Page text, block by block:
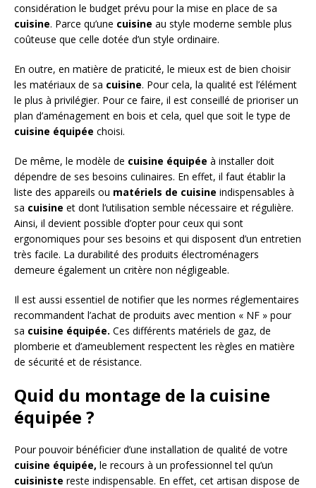
considération le budget prévu pour la mise en place de sa
cuisine. Parce qu’une cuisine au style moderne semble plus
coûteuse que celle dotée d’un style ordinaire.
En outre, en matière de praticité, le mieux est de bien choisir
les matériaux de sa cuisine. Pour cela, la qualité est l’élément
le plus à privilégier. Pour ce faire, il est conseillé de prioriser un
plan d’aménagement en bois et cela, quel que soit le type de
cuisine équipée choisi.
De même, le modèle de cuisine équipée à installer doit
dépendre de ses besoins culinaires. En effet, il faut établir la
liste des appareils ou matériels de cuisine indispensables à
sa cuisine et dont l’utilisation semble nécessaire et régulière.
Ainsi, il devient possible d’opter pour ceux qui sont
ergonomiques pour ses besoins et qui disposent d’un entretien
très facile. La durabilité des produits électroménagers
demeure également un critère non négligeable.
Il est aussi essentiel de notifier que les normes réglementaires
recommandent l’achat de produits avec mention « NF » pour
sa cuisine équipée. Ces différents matériels de gaz, de
plomberie et d’ameublement respectent les règles en matière
de sécurité et de résistance.
Quid du montage de la cuisine
équipée ?
Pour pouvoir bénéficier d’une installation de qualité de votre
cuisine équipée, le recours à un professionnel tel qu’un
cuisiniste reste indispensable. En effet, cet artisan dispose de